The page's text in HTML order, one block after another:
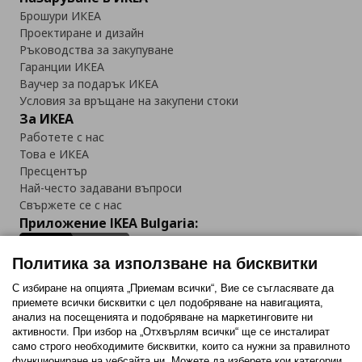
Брошури ИКЕА
Проектиране и дизайн
Ръководства за закупуване
Гаранции ИКЕА
Ваучер за подарък ИКЕА
Условия за връщане на закупени стоки
За ИКЕА
Работете с нас
Това е ИКЕА
Пресцентър
Най-често задавани въпроси
Свържете се с нас
Приложение IKEA Bulgaria:
Последвайте ни:
FacebookTwitterYoutubePinterestInstagram
Политика за използване на бисквитки
С избиране на опцията „Приемам всички“, Вие се съгласявате да
приемете всички бисквитки с цел подобряване на навигацията,
анализ на посещенията и подобряване на маркетинговите ни
активности. При избор на „Отхвърлям всички“ ще се инсталират
само строго необходимитe бисквитки, които са нужни за правилното